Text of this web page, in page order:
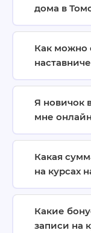
дома в
Как можно
Я новичок
мне
Какая
на курсах
Какие
записи на